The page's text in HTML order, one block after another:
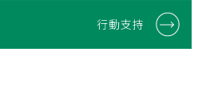
行動支持